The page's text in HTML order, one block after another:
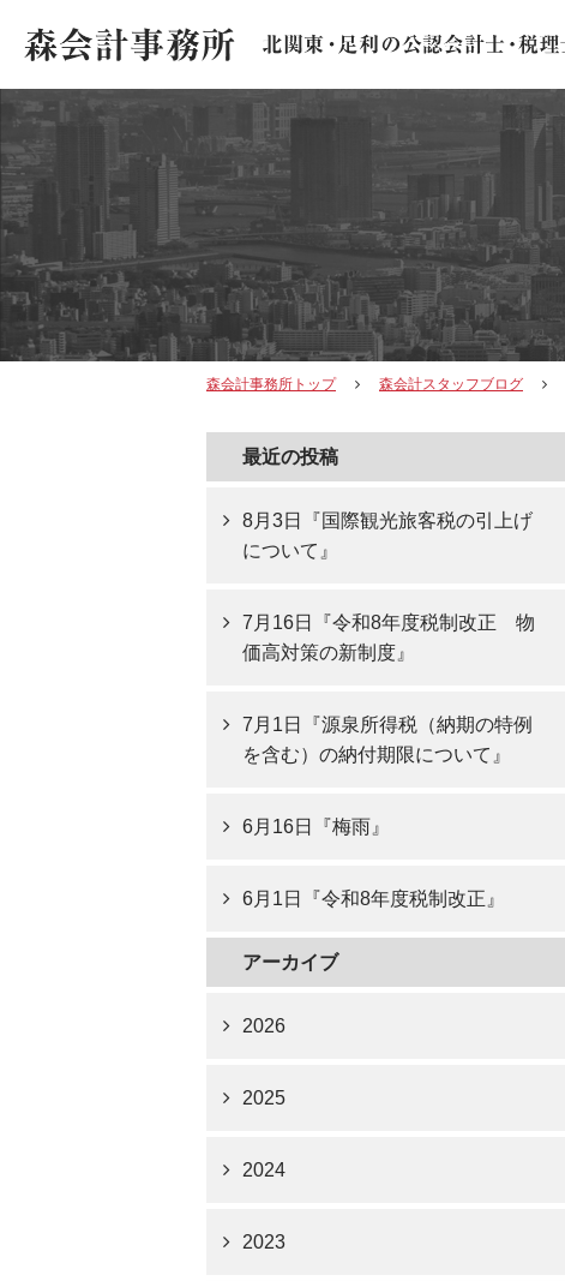
森会計事務所トップ 森会計スタッフブログ
最近の投稿
8月3日『国際観光旅客税の引上げ
について』
7月16日『令和8年度税制改正 物
価高対策の新制度』
7月1日『源泉所得税（納期の特例
を含む）の納付期限について』
6月16日『梅雨』
6月1日『令和8年度税制改正』
アーカイブ
2026
2025
2024
2023